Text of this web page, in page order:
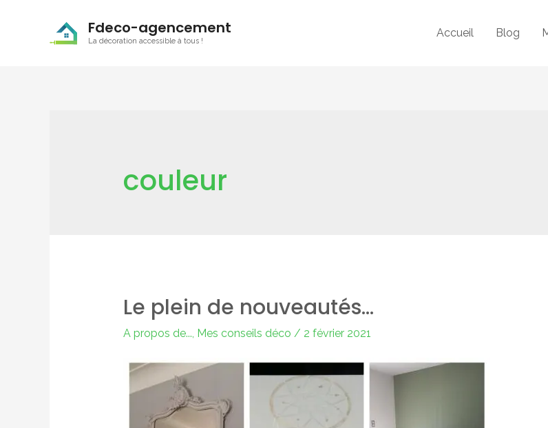
Fdeco-agencement
La décoration accessible à tous !
Accueil Blog
couleur
Le plein de nouveautés…
A propos de... Mes conseils déco / 2 février 2021